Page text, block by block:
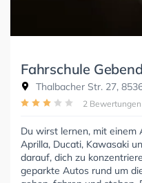
Fahrschule
Thalbacher Str. 27,
2 Bewertungen
Du wirst lernen, mit einem
Aprilla, Ducati, Kawasaki
darauf, dich zu
geparkte Autos rund um